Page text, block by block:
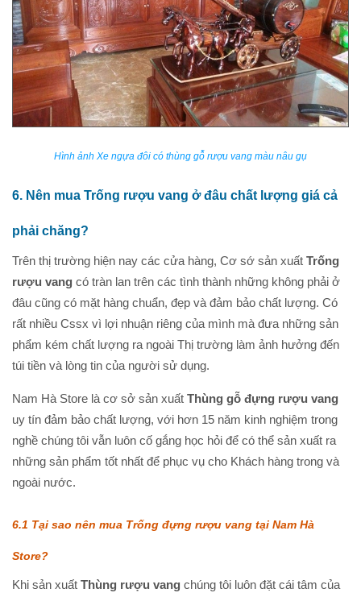
Hình ảnh Xe ngựa đôi có thùng gỗ rượu vang màu nâu gụ
6. Nên mua Trống rượu vang ở đâu chất lượng giá cả
phải chăng?
Trên thị trường hiện nay các cửa hàng, Cơ sớ sản xuất Trống
rượu vang có tràn lan trên các tình thành những không phải ở
đâu cũng có mặt hàng chuẩn, đẹp và đảm bảo chất lượng. Có
rất nhiều Cssx vì lợi nhuận riêng của mình mà đưa những sản
phẩm kém chất lượng ra ngoài Thị trường làm ảnh hưởng đến
túi tiền và lòng tin của người sử dụng.
Nam Hà Store là cơ sở sản xuất Thùng gỗ đựng rượu vang
uy tín đảm bảo chất lượng, với hơn 15 năm kinh nghiệm trong
nghề chúng tôi vẫn luôn cố gắng học hỏi để có thể sản xuất ra
những sản phẩm tốt nhất để phục vụ cho Khách hàng trong và
ngoài nước.
6.1 Tại sao nên mua Trống đựng rượu vang tại Nam Hà
Store?
Khi sản xuất Thùng rượu vang chúng tôi luôn đặt cái tâm của